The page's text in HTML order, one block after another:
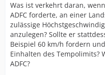
Was ist verkehrt daran,
ADFC forderte, an einer
zulässige
anzulegen? Sollte er
Beispiel 60 km/h fordern
Einhalten des Tempolimits?
ADFC?